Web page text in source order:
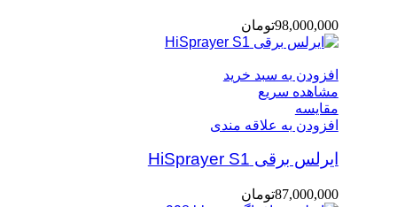
98,000,000تومان
افزودن به سبد خرید
مشاهده سریع
مقایسه
افزودن به علاقه مندی
ایرلس برقی HiSprayer S1
87,000,000تومان